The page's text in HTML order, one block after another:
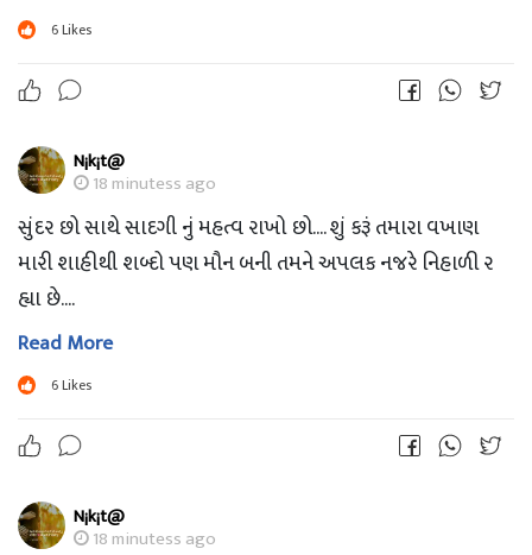
6Likes
N¡k¡t@
18 minutess ago
સુંદર છો સાથે સાદગી નું મહત્વ રાખો છો.... શું કરૂં તમારા વખાણ
મારી શાહીથી શબ્દો પણ મૌન બની તમને અપલક નજરે નિહાળી ર
હ્યા છે....
Read More
6Likes
N¡k¡t@
18 minutess ago